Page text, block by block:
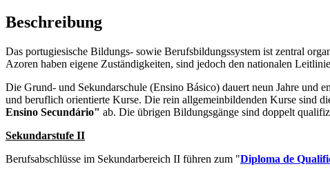
Beschreibung
Das portugiesische Bildungs- sowie Berufsbildungssystem ist zentral
Azoren haben eigene Zuständigkeiten, sind jedoch den nationalen
Die Grund- und Sekundarschule (Ensino Básico) dauert neun Jahre und
und beruflich orientierte Kurse. Die rein allgemeinbildenden Kurse sind
Ensino Secundário" ab. Die übrigen Bildungsgänge sind doppelt
Sekundarstufe II
Berufsabschlüsse im Sekundarbereich II führen zum "Diploma de